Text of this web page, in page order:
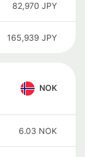
82,970 JPY
165,939 JPY
NOK
6.03 NOK